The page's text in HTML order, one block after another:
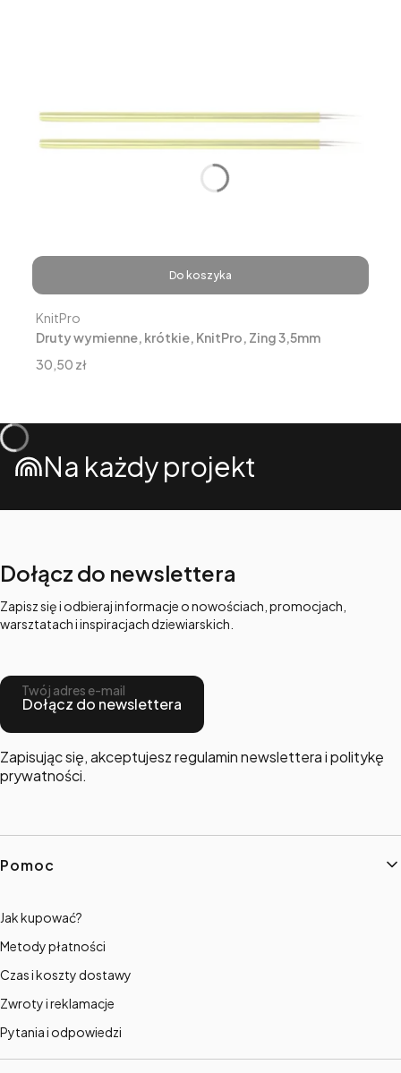
Do koszyka
Druty wymienne, krótkie, KnitPro, Zing 3,5mm
Producent
KnitPro
Cena
30,50 zł
Na każdy projekt
Dołącz do newslettera
Zapisz się i odbieraj informacje o nowościach, promocjach,
warsztatach i inspiracjach dziewiarskich.
Twój adres e-mail
Dołącz do newslettera
Zapisując się, akceptujesz regulamin newslettera i politykę
prywatności.
Linki w stopce
Pomoc
Jak kupować?
Metody płatności
Czas i koszty dostawy
Zwroty i reklamacje
Pytania i odpowiedzi